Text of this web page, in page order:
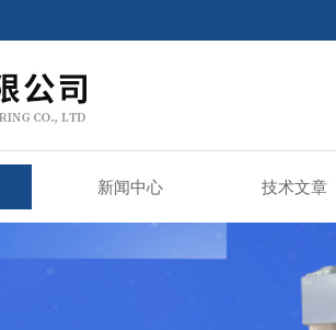
新闻中心 技术文章